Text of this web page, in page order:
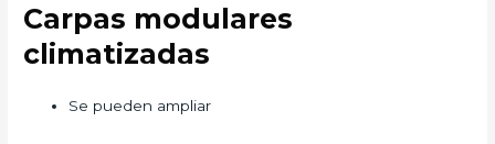
Carpas modulares
climatizadas
Se pueden ampliar